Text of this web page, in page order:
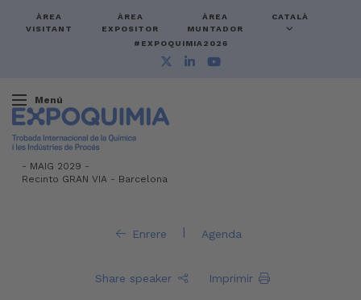
ÀREA
VISITANT
ÀREA
EXPOSITOR
ÀREA
MUNTADOR
CATALÀ
#EXPOQUIMIA2026
Menú
- MAIG 2029 -
Recinto GRAN VIA - Barcelona
Enrere | Agenda
Share speaker Imprimir